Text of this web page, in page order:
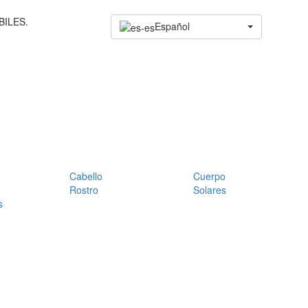
Español
Cabello
Cuerpo
Rostro
Solares